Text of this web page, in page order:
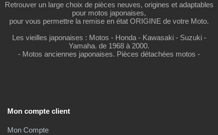
Retrouver un large choix de pièces neuves, origines et adaptables
pour motos japonaises,
pour vous permettre la remise en état ORIGINE de votre Moto.
Les vieilles japonaises : Motos - Honda - Kawasaki - Suzuki -
Yamaha. de 1968 à 2000.
- Motos anciennes japonaises. Pièces détachées motos -
Mon compte client
Mon Compte